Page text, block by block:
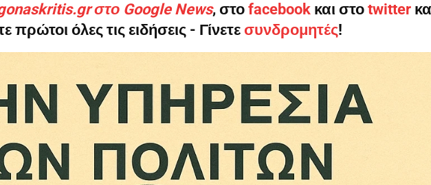
στο Google News, στο facebook και στο twitter
πρώτοι όλες τις ειδήσεις - Γίνετε συνδρομητές!